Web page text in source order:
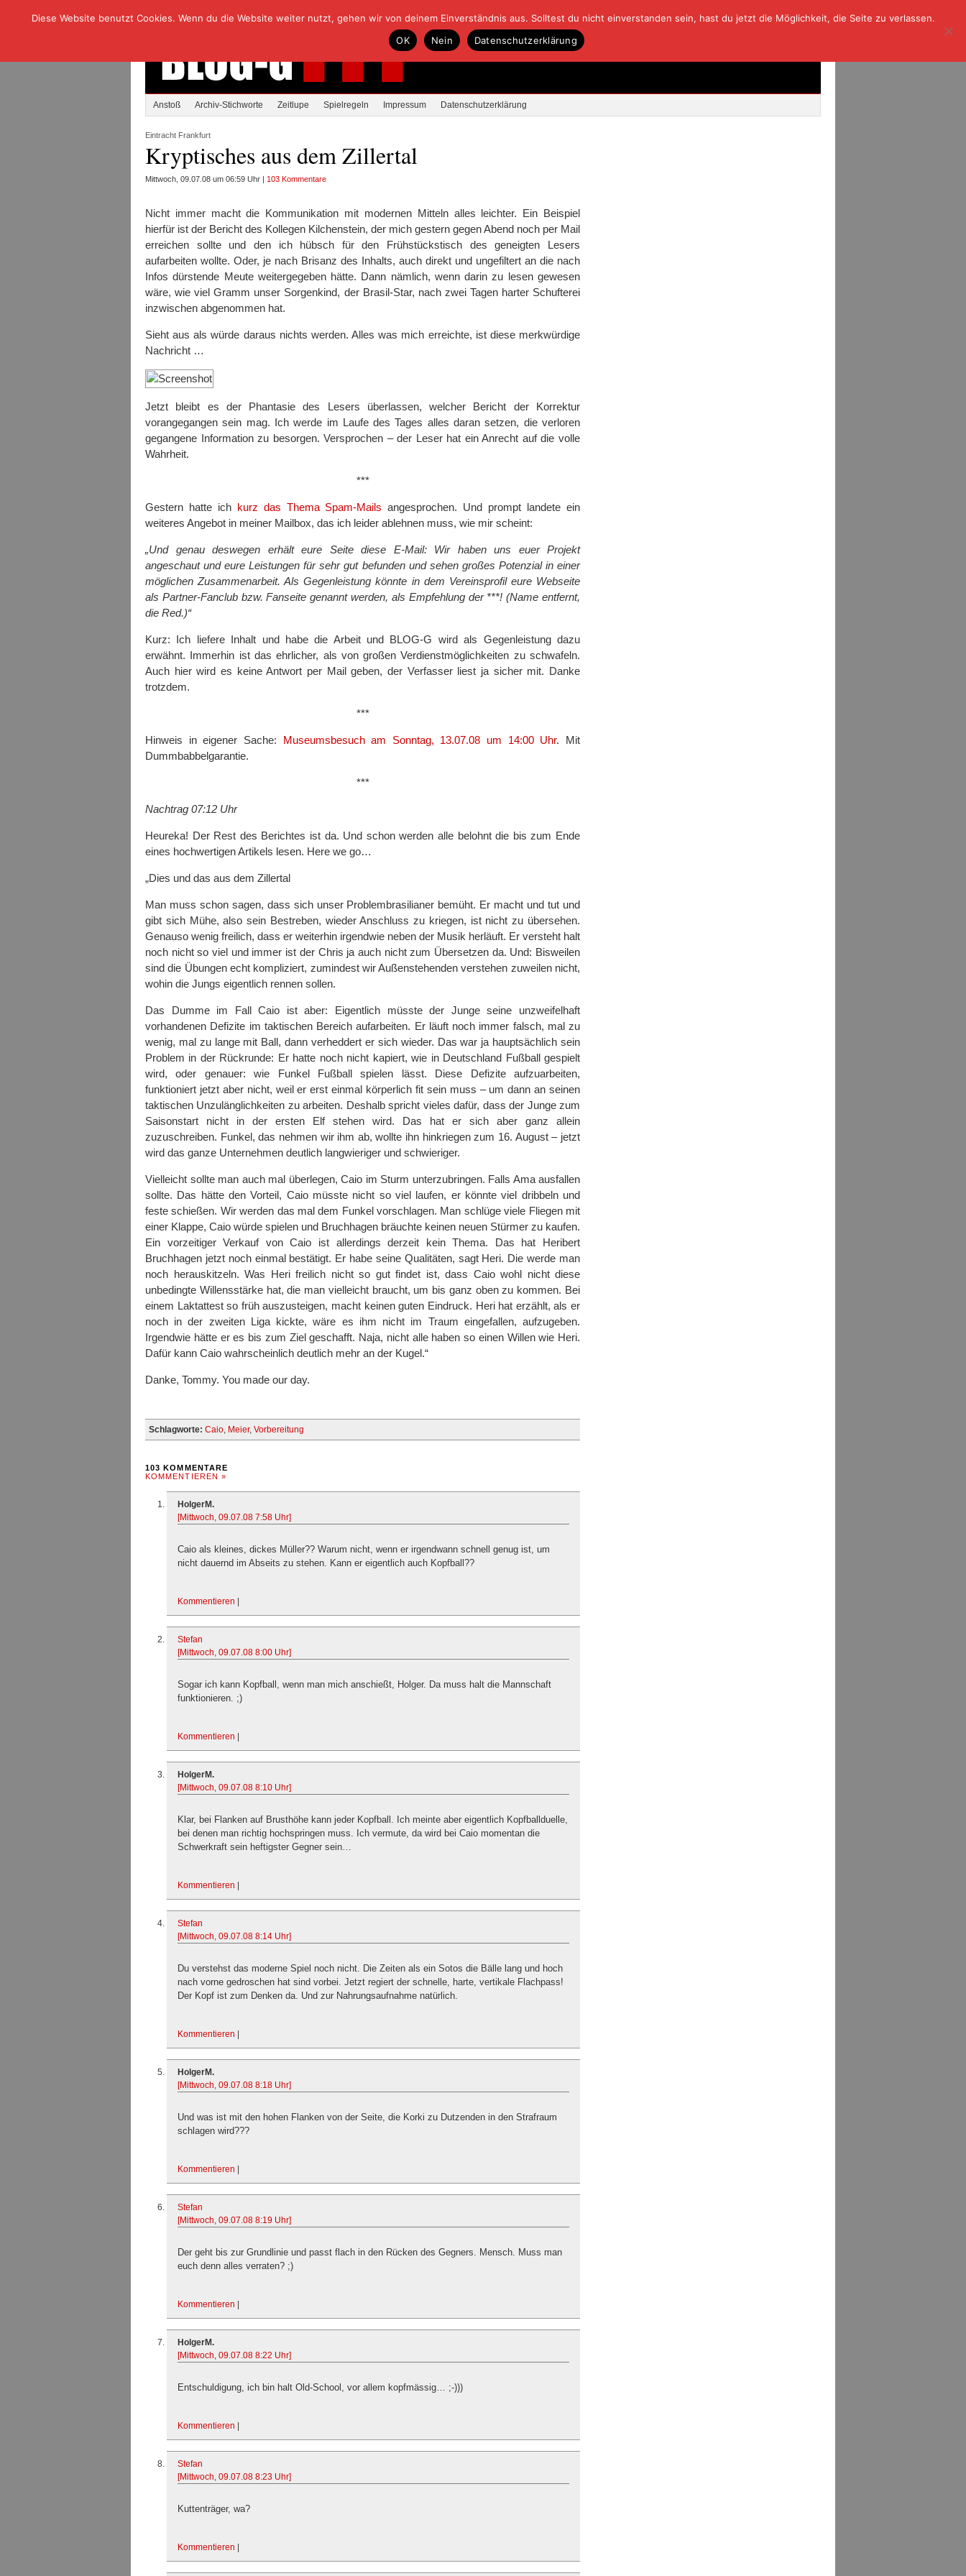
Anstoß Archiv-Stichworte Zeitlupe Spielregeln Impressum Datenschutzerklärung
Eintracht Frankfurt
Kryptisches aus dem Zillertal
Mittwoch, 09.07.08 um 06:59 Uhr | 103 Kommentare
Nicht immer macht die Kommunikation mit modernen Mitteln alles leichter. Ein Beispiel
hierfür ist der Bericht des Kollegen Kilchenstein, der mich gestern gegen Abend noch per Mail
erreichen sollte und den ich hübsch für den Frühstückstisch des geneigten Lesers
aufarbeiten wollte. Oder, je nach Brisanz des Inhalts, auch direkt und ungefiltert an die nach
Infos dürstende Meute weitergegeben hätte. Dann nämlich, wenn darin zu lesen gewesen
wäre, wie viel Gramm unser Sorgenkind, der Brasil-Star, nach zwei Tagen harter Schufterei
inzwischen abgenommen hat.
Sieht aus als würde daraus nichts werden. Alles was mich erreichte, ist diese merkwürdige
Nachricht …
Jetzt bleibt es der Phantasie des Lesers überlassen, welcher Bericht der Korrektur
vorangegangen sein mag. Ich werde im Laufe des Tages alles daran setzen, die verloren
gegangene Information zu besorgen. Versprochen – der Leser hat ein Anrecht auf die volle
Wahrheit.
***
Gestern hatte ich kurz das Thema Spam-Mails angesprochen. Und prompt landete ein
weiteres Angebot in meiner Mailbox, das ich leider ablehnen muss, wie mir scheint:
„Und genau deswegen erhält eure Seite diese E-Mail: Wir haben uns euer Projekt
angeschaut und eure Leistungen für sehr gut befunden und sehen großes Potenzial in einer
möglichen Zusammenarbeit. Als Gegenleistung könnte in dem Vereinsprofil eure Webseite
als Partner-Fanclub bzw. Fanseite genannt werden, als Empfehlung der ***! (Name entfernt,
die Red.)“
Kurz: Ich liefere Inhalt und habe die Arbeit und BLOG-G wird als Gegenleistung dazu
erwähnt. Immerhin ist das ehrlicher, als von großen Verdienstmöglichkeiten zu schwafeln.
Auch hier wird es keine Antwort per Mail geben, der Verfasser liest ja sicher mit. Danke
trotzdem.
***
Hinweis in eigener Sache: Museumsbesuch am Sonntag, 13.07.08 um 14:00 Uhr. Mit
Dummbabbelgarantie.
***
Nachtrag 07:12 Uhr
Heureka! Der Rest des Berichtes ist da. Und schon werden alle belohnt die bis zum Ende
eines hochwertigen Artikels lesen. Here we go…
„Dies und das aus dem Zillertal
Man muss schon sagen, dass sich unser Problembrasilianer bemüht. Er macht und tut und
gibt sich Mühe, also sein Bestreben, wieder Anschluss zu kriegen, ist nicht zu übersehen.
Genauso wenig freilich, dass er weiterhin irgendwie neben der Musik herläuft. Er versteht halt
noch nicht so viel und immer ist der Chris ja auch nicht zum Übersetzen da. Und: Bisweilen
sind die Übungen echt kompliziert, zumindest wir Außenstehenden verstehen zuweilen nicht,
wohin die Jungs eigentlich rennen sollen.
Das Dumme im Fall Caio ist aber: Eigentlich müsste der Junge seine unzweifelhaft
vorhandenen Defizite im taktischen Bereich aufarbeiten. Er läuft noch immer falsch, mal zu
wenig, mal zu lange mit Ball, dann verheddert er sich wieder. Das war ja hauptsächlich sein
Problem in der Rückrunde: Er hatte noch nicht kapiert, wie in Deutschland Fußball gespielt
wird, oder genauer: wie Funkel Fußball spielen lässt. Diese Defizite aufzuarbeiten,
funktioniert jetzt aber nicht, weil er erst einmal körperlich fit sein muss – um dann an seinen
taktischen Unzulänglichkeiten zu arbeiten. Deshalb spricht vieles dafür, dass der Junge zum
Saisonstart nicht in der ersten Elf stehen wird. Das hat er sich aber ganz allein
zuzuschreiben. Funkel, das nehmen wir ihm ab, wollte ihn hinkriegen zum 16. August – jetzt
wird das ganze Unternehmen deutlich langwieriger und schwieriger.
Vielleicht sollte man auch mal überlegen, Caio im Sturm unterzubringen. Falls Ama ausfallen
sollte. Das hätte den Vorteil, Caio müsste nicht so viel laufen, er könnte viel dribbeln und
feste schießen. Wir werden das mal dem Funkel vorschlagen. Man schlüge viele Fliegen mit
einer Klappe, Caio würde spielen und Bruchhagen bräuchte keinen neuen Stürmer zu kaufen.
Ein vorzeitiger Verkauf von Caio ist allerdings derzeit kein Thema. Das hat Heribert
Bruchhagen jetzt noch einmal bestätigt. Er habe seine Qualitäten, sagt Heri. Die werde man
noch herauskitzeln. Was Heri freilich nicht so gut findet ist, dass Caio wohl nicht diese
unbedingte Willensstärke hat, die man vielleicht braucht, um bis ganz oben zu kommen. Bei
einem Laktattest so früh auszusteigen, macht keinen guten Eindruck. Heri hat erzählt, als er
noch in der zweiten Liga kickte, wäre es ihm nicht im Traum eingefallen, aufzugeben.
Irgendwie hätte er es bis zum Ziel geschafft. Naja, nicht alle haben so einen Willen wie Heri.
Dafür kann Caio wahrscheinlich deutlich mehr an der Kugel.“
Danke, Tommy. You made our day.
Schlagworte: Caio, Meier, Vorbereitung
103 KOMMENTARE
KOMMENTIEREN »
HolgerM.
[Mittwoch, 09.07.08 7:58 Uhr]
Caio als kleines, dickes Müller?? Warum nicht, wenn er irgendwann schnell genug ist, um
nicht dauernd im Abseits zu stehen. Kann er eigentlich auch Kopfball??
Kommentieren
Stefan
[Mittwoch, 09.07.08 8:00 Uhr]
Sogar ich kann Kopfball, wenn man mich anschießt, Holger. Da muss halt die Mannschaft
funktionieren. ;)
Kommentieren
HolgerM.
[Mittwoch, 09.07.08 8:10 Uhr]
Klar, bei Flanken auf Brusthöhe kann jeder Kopfball. Ich meinte aber eigentlich Kopfballduelle,
bei denen man richtig hochspringen muss. Ich vermute, da wird bei Caio momentan die
Schwerkraft sein heftigster Gegner sein…
Kommentieren
Stefan
[Mittwoch, 09.07.08 8:14 Uhr]
Du verstehst das moderne Spiel noch nicht. Die Zeiten als ein Sotos die Bälle lang und hoch
nach vorne gedroschen hat sind vorbei. Jetzt regiert der schnelle, harte, vertikale Flachpass!
Der Kopf ist zum Denken da. Und zur Nahrungsaufnahme natürlich.
Kommentieren
HolgerM.
[Mittwoch, 09.07.08 8:18 Uhr]
Und was ist mit den hohen Flanken von der Seite, die Korki zu Dutzenden in den Strafraum
schlagen wird???
Kommentieren
Stefan
[Mittwoch, 09.07.08 8:19 Uhr]
Der geht bis zur Grundlinie und passt flach in den Rücken des Gegners. Mensch. Muss man
euch denn alles verraten? ;)
Kommentieren
HolgerM.
[Mittwoch, 09.07.08 8:22 Uhr]
Entschuldigung, ich bin halt Old-School, vor allem kopfmässig… ;-)))
Kommentieren
Stefan
[Mittwoch, 09.07.08 8:23 Uhr]
Kuttenträger, wa?
Kommentieren
Diese Website benutzt Cookies. Wenn du die Website weiter nutzt, gehen wir von deinem Einverständnis aus. Solltest du nicht einverstanden sein, hast du jetzt die Möglichkeit, die Seite zu verlassen.
OK
Nein Datenschutzerklärung